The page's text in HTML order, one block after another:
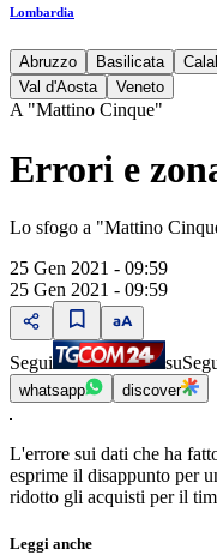
Lombardia
Abruzzo Basilicata
Val d'Aosta
Veneto
A "Mattino Cinque"
Errori e
Lo sfogo a "Mattino
25 Gen 2021 - 09:59
25 Gen 2021 - 09:59
Segui su
whatsapp discover
L'errore sui dati che ha
esprime il disappunto per
ridotto gli acquisti per il
Leggi anche